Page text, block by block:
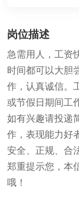
岗位描述
急需用人，工资
时间都可以大胆
作，认真诚信。
或节假日期间工
如有兴趣请投递
作，表现能力好
安全、正规、合
郑重提示您，本
哦！